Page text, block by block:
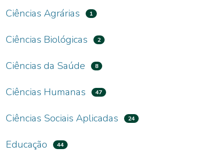
Ciências Agrárias 1
Ciências Biológicas 2
Ciências da Saúde 8
Ciências Humanas 47
Ciências Sociais Aplicadas 24
Educação 44